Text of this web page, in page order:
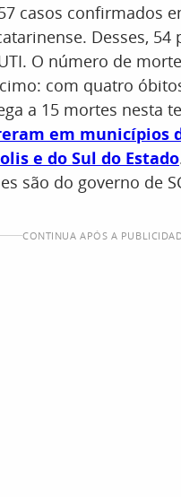
casos confirmados
Desses, 54
O número de
com quatro
a 15 mortes nesta
em municípios
e do Sul do Estado
são do governo de
CONTINUA APÓS A